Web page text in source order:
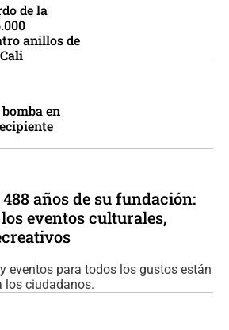
de la
anillos de
en
años de su fundación:
eventos culturales,
eventos para todos los gustos están
los ciudadanos.